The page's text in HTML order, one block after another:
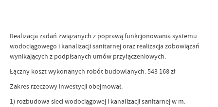
Realizacja zadań związanych z poprawą funkcjonowania systemu
wodociągowego i kanalizacji sanitarnej oraz realizacja zobowiązań
wynikających z podpisanych umów przyłączeniowych.
Łączny koszt wykonanych robót budowlanych: 543 168zł
Zakres rzeczowy inwestycji obejmował:
1) rozbudowa sieci wodociągowej i kanalizacji sanitarnej w m.